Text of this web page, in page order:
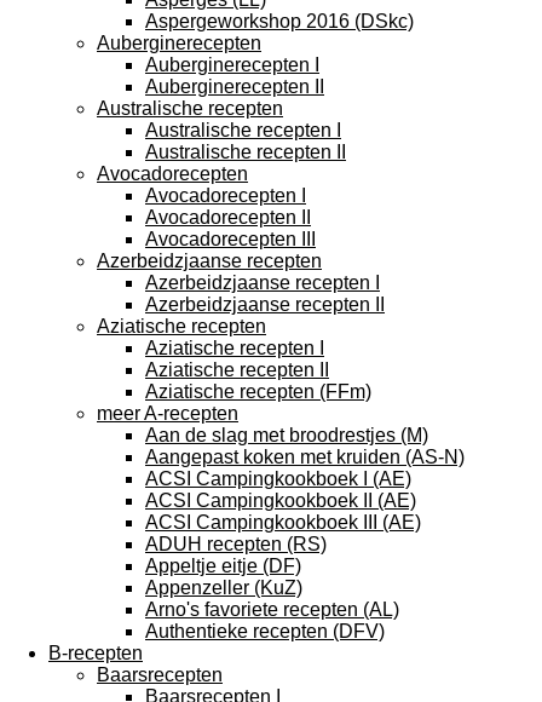
Aspergeworkshop 2016 (DSkc)
Auberginerecepten
Auberginerecepten I
Auberginerecepten II
Australische recepten
Australische recepten I
Australische recepten II
Avocadorecepten
Avocadorecepten I
Avocadorecepten II
Avocadorecepten III
Azerbeidzjaanse recepten
Azerbeidzjaanse recepten I
Azerbeidzjaanse recepten II
Aziatische recepten
Aziatische recepten I
Aziatische recepten II
Aziatische recepten (FFm)
meer A-recepten
Aan de slag met broodrestjes (M)
Aangepast koken met kruiden (AS-N)
ACSI Campingkookboek I (AE)
ACSI Campingkookboek II (AE)
ACSI Campingkookboek III (AE)
ADUH recepten (RS)
Appeltje eitje (DF)
Appenzeller (KuZ)
Arno's favoriete recepten (AL)
Authentieke recepten (DFV)
B-recepten
Baarsrecepten
Baarsrecepten I